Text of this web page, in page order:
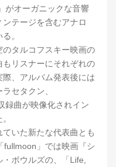
がオーガニックな音響
テージを含むアナロ
。
タルコフスキー映画の
リスナーにそれぞれの
、アルバム発表後には
セタクン、
録曲が映像化されイン
いた新たな代表曲とも
fullmoon」では映画『シ
ボウルズの、「Life,